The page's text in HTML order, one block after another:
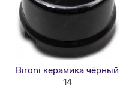
Bironi керамика чёрный
14